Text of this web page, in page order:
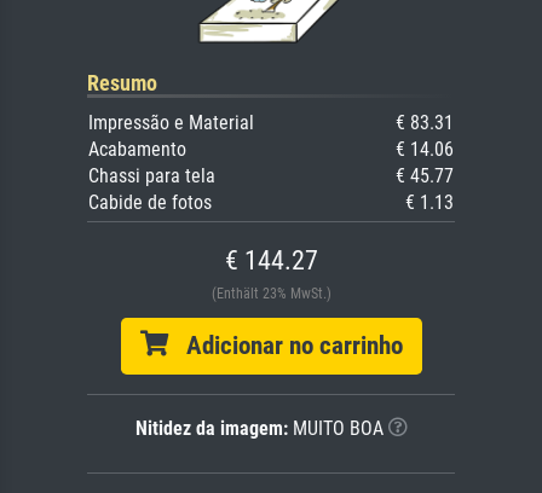
Resumo
Impressão e Material
€ 83.31
Acabamento
€ 14.06
Chassi para tela
€ 45.77
Cabide de fotos
€ 1.13
€ 144.27
(Enthält 23% MwSt.)
Adicionar no carrinho
Nitidez da imagem:MUITO BOA